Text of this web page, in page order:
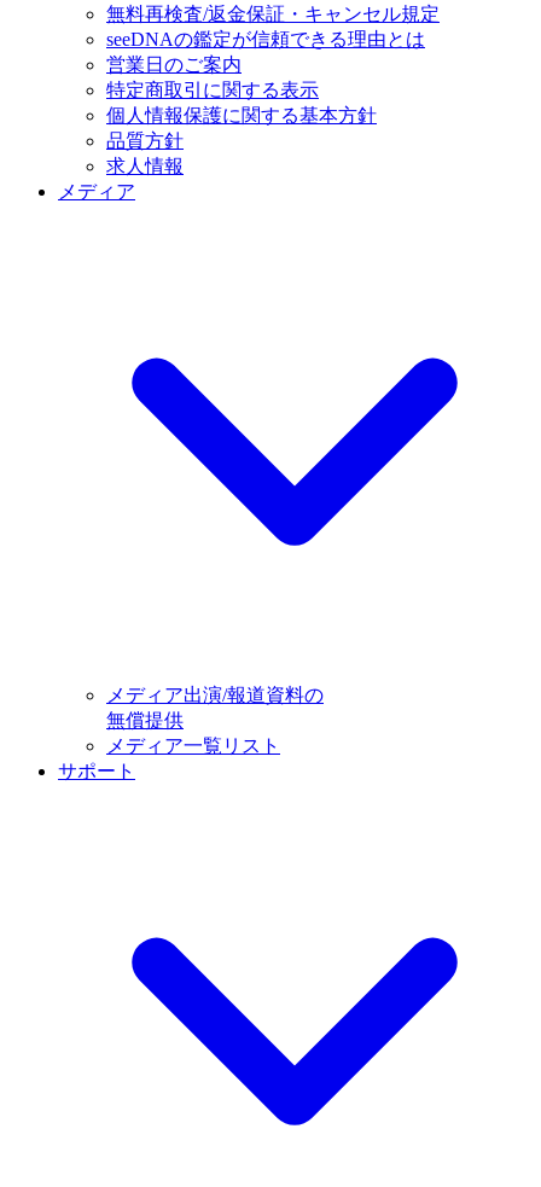
無料再検査/返金保証・キャンセル規定
seeDNAの鑑定が信頼できる理由とは
営業日のご案内
特定商取引に関する表示
個人情報保護に関する基本方針
品質方針
求人情報
メディア
メディア出演/報道資料の
無償提供
メディア一覧リスト
サポート